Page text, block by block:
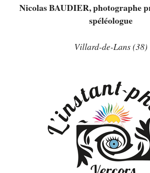
Nicolas BAUDIER, photographe
spéléologue
Villard-de-Lans (38)